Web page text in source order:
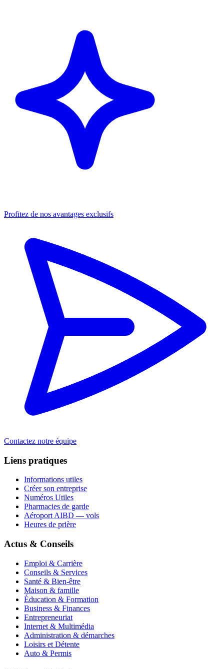
Profitez de nos avantages exclusifs
Contactez notre équipe
Liens pratiques
Informations utiles
Créer son entreprise
Numéros Utiles
Pharmacies de garde
Aéroport AIBD — vols
Heures de prière
Actus & Conseils
Emploi & Carrière
Conseils & Services
Santé & Bien-être
Maison & famille
Éducation & Formation
Business & Finances
Entrepreneuriat
Internet & Multimédia
Administration & démarches
Loisirs et Détente
Auto & Permis